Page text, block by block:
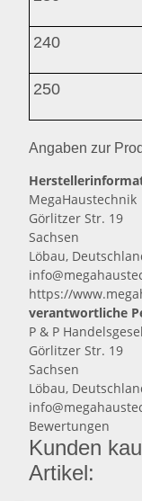
240
250
Angaben zur
MegaHaustechnik
Görlitzer Str. 19
Sachsen
Löbau,
https://
verantwortliche
P & P
Görlitzer Str. 19
Sachsen
Löbau,
Bewertungen
Kunden
Artikel: